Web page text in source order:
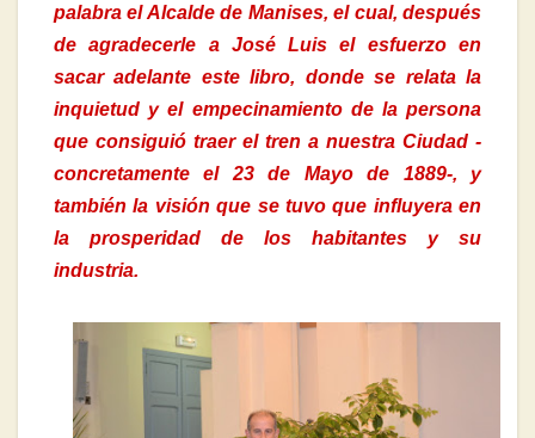
palabra el Alcalde de Manises, el cual, después
de agradecerle a José Luis el esfuerzo en
sacar adelante este libro, donde se relata la
inquietud y el empecinamiento de la persona
que consiguió traer el tren a nuestra Ciudad -
concretamente el 23 de Mayo de 1889-, y
también la visión que se tuvo que influyera en
la prosperidad de los habitantes y su
industria.